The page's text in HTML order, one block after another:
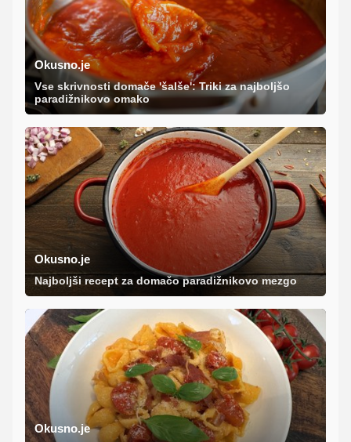
Okusno.je
Vse skrivnosti domače 'šalše': Triki za najboljšo
paradižnikovo omako
Okusno.je
Najboljši recept za domačo paradižnikovo mezgo
Okusno.je